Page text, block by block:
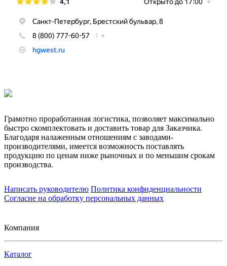
Грамотно проработанная логистика, позволяет максимально
быстро скомплектовать и доставить товар для Заказчика.
Благодаря налаженным отношениям с заводами-
производителями, имеется возможность поставлять
продукцию по ценам ниже рыночных и по меньшим срокам
производства.
Написать руководителю Политика конфиденциальности
Согласие на обработку персональных данных
Компания
Каталог